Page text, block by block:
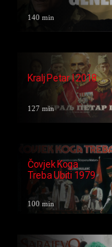
140 min
Kralj Petar I 2018
127 min
Čovjek Koga
Treba Ubiti 1979
100 min